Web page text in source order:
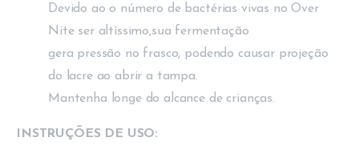
Devido ao o número de bactérias vivas no Over
Nite ser altíssimo,sua fermentação
gera pressão no frasco, podendo causar projeção
do lacre ao abrir a tampa.
Mantenha longe do alcance de crianças.
INSTRUÇÕES DE USO: